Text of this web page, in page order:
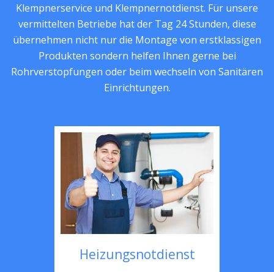
Klempnerservice und Klempnernotdienst. Für unsere
vermittelten Betriebe hat der Tag 24 Stunden, diese
übernehmen nicht nur die Montage von erstklassigen
Produkten sondern helfen Ihnen gerne bei
Rohrverstopfungen oder beim wechseln von Sanitären
Einrichtungen.
Heizungsnotdienst